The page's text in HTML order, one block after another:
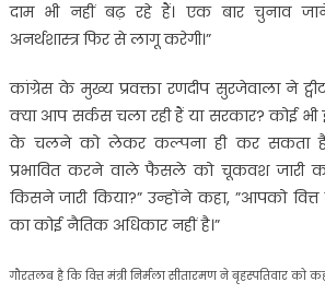
दाम भी नहीं बढ़ रहे हैं। एक बार चुनाव
अनर्थशास्त्र फिर से लागू करेगी।”
कांग्रेस के मुख्य प्रवक्ता रणदीप सुरजेवाला ने ट्वीट
क्या आप सर्कस चला रही हैं या सरकार? कोई भी
के चलने को लेकर कल्पना ही कर सकता है
प्रभावित करने वाले फैसले को चूकवश जारी
किसने जारी किया?” उन्होंने कहा, ”आपको
का कोई नैतिक अधिकार नहीं है।”
गौरतलब है कि वित्त मंत्री निर्मला सीतारमण ने बृहस्पतिवार को